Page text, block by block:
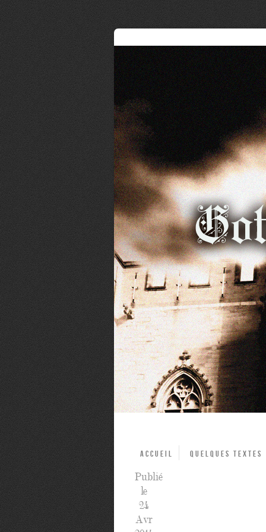
Accueil Quelques textes
Publié
le
24
Avr